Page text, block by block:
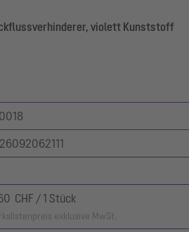
violett Kunststoff
CHF / 1 Stück
exklusive MwSt.